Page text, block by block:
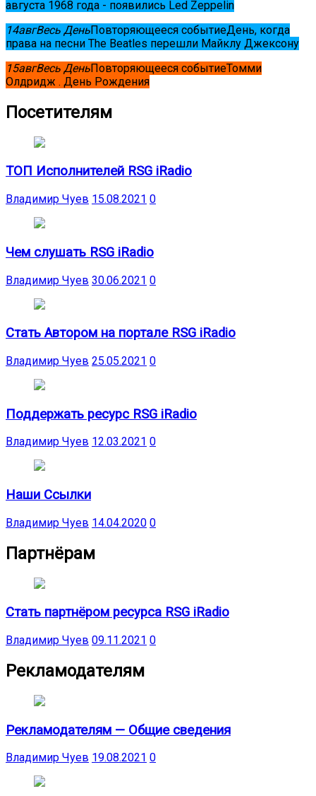
августа 1968 года - появились Led Zeppelin
14авгВесь ДеньПовторяющееся событиеДень, когда
права на песни The Beatles перешли Майклу Джексону
15авгВесь ДеньПовторяющееся событиеТомми
Олдридж . День Рождения
Посетителям
ТОП Исполнителей RSG iRadio
Владимир Чуев 15.08.2021 0
Чем слушать RSG iRadio
Владимир Чуев 30.06.2021 0
Стать Автором на портале RSG iRadio
Владимир Чуев 25.05.2021 0
Поддержать ресурс RSG iRadio
Владимир Чуев 12.03.2021 0
Наши Ссылки
Владимир Чуев 14.04.2020 0
Партнёрам
Стать партнёром ресурса RSG iRadio
Владимир Чуев 09.11.2021 0
Рекламодателям
Рекламодателям — Общие сведения
Владимир Чуев 19.08.2021 0